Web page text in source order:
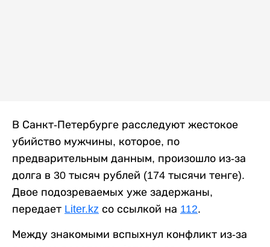
В Санкт-Петербурге расследуют жестокое
убийство мужчины, которое, по
предварительным данным, произошло из-за
долга в 30 тысяч рублей (174 тысячи тенге).
Двое подозреваемых уже задержаны,
передает Liter.kz со ссылкой на 112.
Между знакомыми вспыхнул конфликт из-за